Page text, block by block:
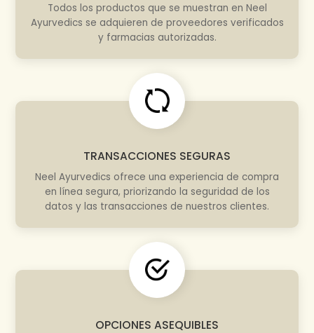
Todos los productos que se muestran en Neel
Ayurvedics se adquieren de proveedores verificados
y farmacias autorizadas.
TRANSACCIONES SEGURAS
Neel Ayurvedics ofrece una experiencia de compra
en línea segura, priorizando la seguridad de los
datos y las transacciones de nuestros clientes.
OPCIONES ASEQUIBLES